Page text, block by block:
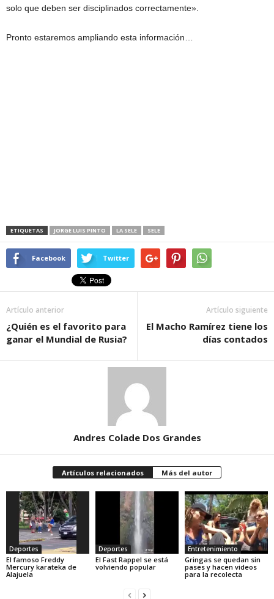
solo que deben ser disciplinados correctamente».
Pronto estaremos ampliando esta información…
ETIQUETAS JORGE LUIS PINTO LA SELE SELE
Facebook Twitter
Artículo anterior
¿Quién es el favorito para
ganar el Mundial de Rusia?
Artículo siguiente
El Macho Ramírez tiene los
días contados
Andres Colade Dos Grandes
Artículos relacionados Más del autor
Deportes
El famoso Freddy
Mercury karateka de
Alajuela
Deportes
El Fast Rappel se está
volviendo popular
Entretenimiento
Gringas se quedan sin
pases y hacen videos
para la recolecta